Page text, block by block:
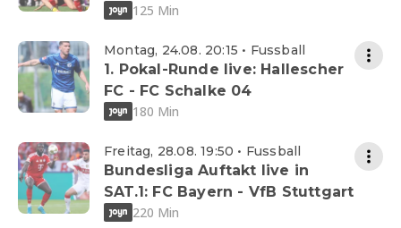
125 Min
Montag, 24.08. 20:15 • Fussball
1. Pokal-Runde live: Hallescher
FC - FC Schalke 04
180 Min
Freitag, 28.08. 19:50 • Fussball
Bundesliga Auftakt live in
SAT.1: FC Bayern - VfB Stuttgart
220 Min